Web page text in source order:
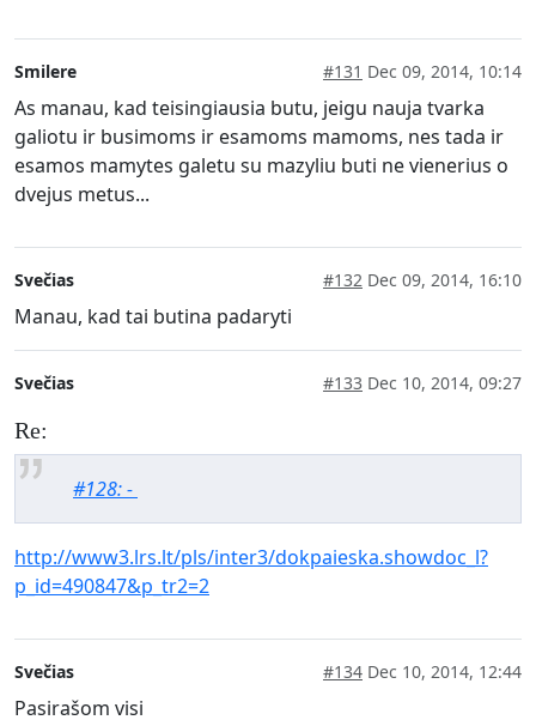
Smilere #131 Dec 09, 2014, 10:14
As manau, kad teisingiausia butu, jeigu nauja tvarka
galiotu ir busimoms ir esamoms mamoms, nes tada ir
esamos mamytes galetu su mazyliu buti ne vienerius o
dvejus metus...
Svečias #132 Dec 09, 2014, 16:10
Manau, kad tai butina padaryti
Svečias #133 Dec 10, 2014, 09:27
Re:
#128: -
http://www3.lrs.lt/pls/inter3/dokpaieska.showdoc_l?
p_id=490847&p_tr2=2
Svečias #134 Dec 10, 2014, 12:44
Pasirašom visi